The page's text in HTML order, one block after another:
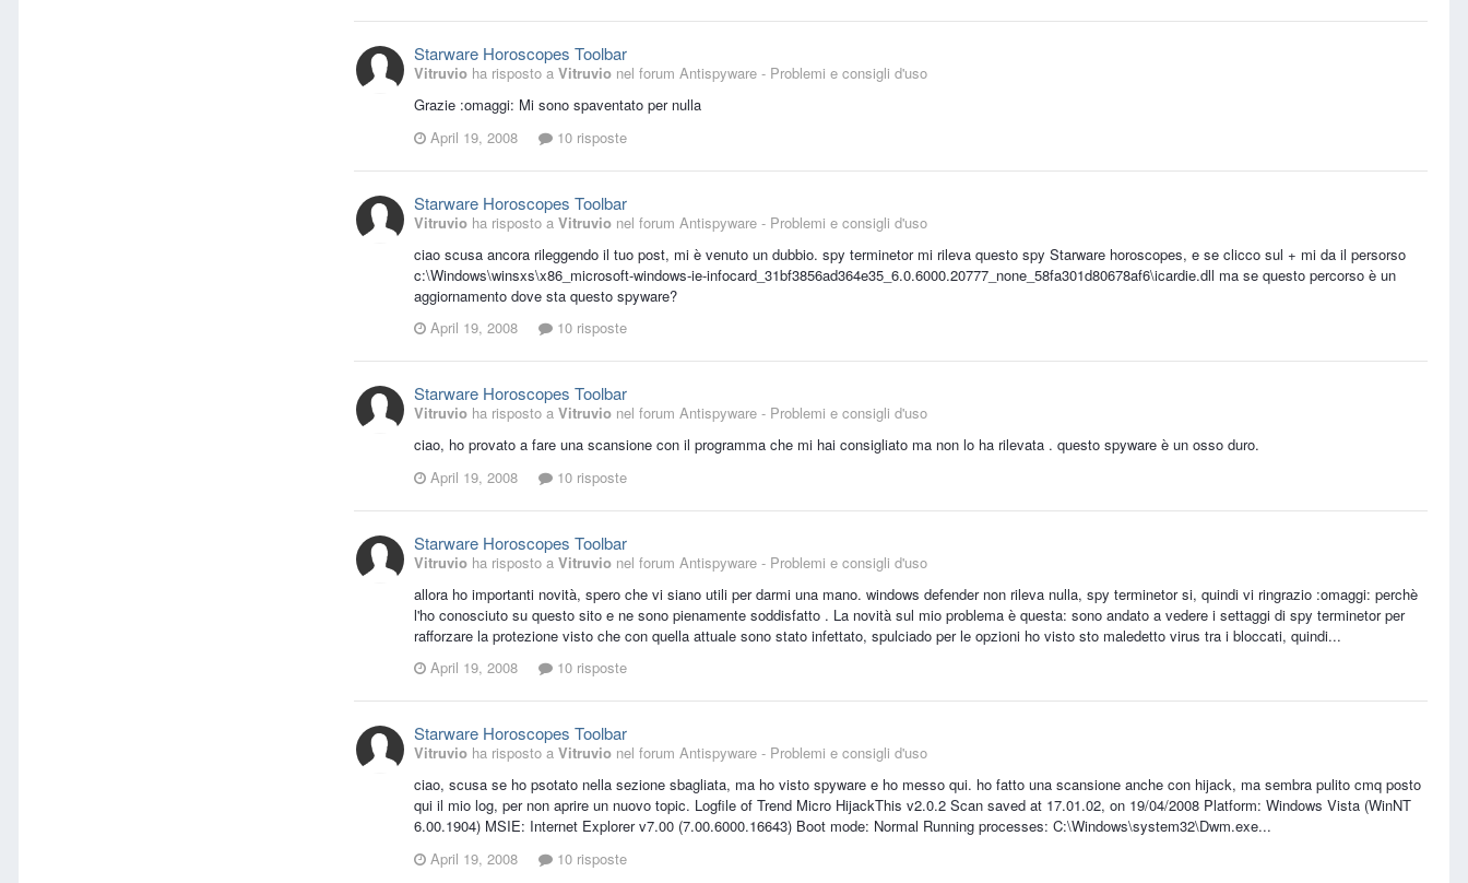
Starware Horoscopes Toolbar
Vitruvio ha risposto a Vitruvio nel forum Antispyware - Problemi e consigli d'uso
Grazie :omaggi: Mi sono spaventato per nulla
April 19, 2008
10 risposte
Starware Horoscopes Toolbar
Vitruvio ha risposto a Vitruvio nel forum Antispyware - Problemi e consigli d'uso
ciao scusa ancora rileggendo il tuo post, mi è venuto un dubbio. spy terminetor mi rileva questo spy Starware horoscopes, e se clicco sul + mi da il persorso
c:\Windows\winsxs\x86_microsoft-windows-ie-infocard_31bf3856ad364e35_6.0.6000.20777_none_58fa301d80678af6\icardie.dll ma se questo percorso è un
aggiornamento dove sta questo spyware?
April 19, 2008
10 risposte
Starware Horoscopes Toolbar
Vitruvio ha risposto a Vitruvio nel forum Antispyware - Problemi e consigli d'uso
ciao, ho provato a fare una scansione con il programma che mi hai consigliato ma non lo ha rilevata . questo spyware è un osso duro.
April 19, 2008
10 risposte
Starware Horoscopes Toolbar
Vitruvio ha risposto a Vitruvio nel forum Antispyware - Problemi e consigli d'uso
allora ho importanti novità, spero che vi siano utili per darmi una mano. windows defender non rileva nulla, spy terminetor si, quindi vi ringrazio :omaggi: perchè
l'ho conosciuto su questo sito e ne sono pienamente soddisfatto . La novità sul mio problema è questa: sono andato a vedere i settaggi di spy terminetor per
rafforzare la protezione visto che con quella attuale sono stato infettato, spulciado per le opzioni ho visto sto maledetto virus tra i bloccati, quindi...
April 19, 2008
10 risposte
Starware Horoscopes Toolbar
Vitruvio ha risposto a Vitruvio nel forum Antispyware - Problemi e consigli d'uso
ciao, scusa se ho psotato nella sezione sbagliata, ma ho visto spyware e ho messo qui. ho fatto una scansione anche con hijack, ma sembra pulito cmq posto
qui il mio log, per non aprire un nuovo topic. Logfile of Trend Micro HijackThis v2.0.2 Scan saved at 17.01.02, on 19/04/2008 Platform: Windows Vista (WinNT
6.00.1904) MSIE: Internet Explorer v7.00 (7.00.6000.16643) Boot mode: Normal Running processes: C:\Windows\system32\Dwm.exe...
April 19, 2008
10 risposte